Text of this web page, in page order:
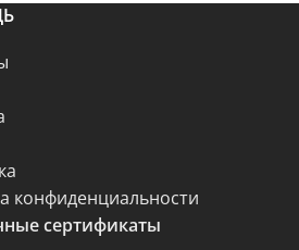
конфиденциальности
сертификаты